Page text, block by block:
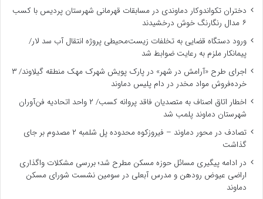
دختران تکواندوکار دماوندی در مسابقات قهرمانی شهرستان پردیس با کسب
۶ مدال رنگارنگ خوش درخشیدند
ورود دستگاه قضایی به تخلفات زیست‌محیطی پروژه انتقال آب سد لار/
پیمانکار ملزم به رعایت ضوابط شد
اجرای طرح «آرامش در شهر» در پارک پویش شهرک مهک منطقه گیلاوند/ ۳
خرده‌فروش مواد مخدر در دام پلیس دماوند
اخطار اتاق اصناف به متصدیان فاقد پروانه کسب/ ۲ واحد اتحادیه فن‌آوران
شهرستان دماوند پلمب شد
تصادف در محور دماوند – فیروزکوه محدوده پل شلمبه ۲ مصدوم بر جای
گذاشت
در ادامه پیگیری مسائل حوزه مسکن مطرح شد؛ بررسی مشکلات واگذاری
اراضی عیوض رودهن و مدرس آبعلی در سومین نشست شورای مسکن
دماوند